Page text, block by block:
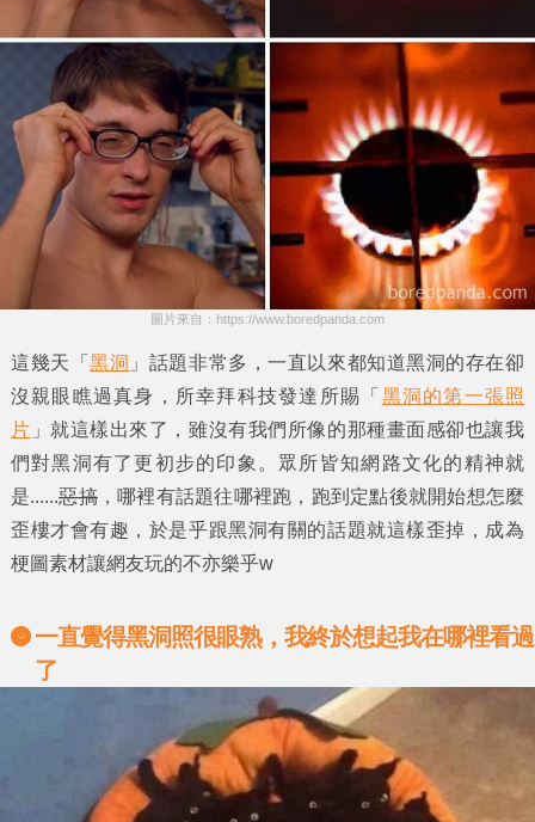
圖片來自：https://www.boredpanda.com
這幾天「黑洞 」話題非常多，一直以來都知道黑洞的存在卻
沒親眼瞧過真身，所幸拜科技發達所賜「 黑洞的第一張照
片 」就這樣出來了，雖沒有我們所像的那種畫面感卻也讓我
們對黑洞有了更初步的印象。眾所皆知網路文化的精神就
是......惡搞，哪裡有話題往哪裡跑，跑到定點後就開始想怎麼
歪樓才會有趣，於是乎跟黑洞有關的話題就這樣歪掉，成為
梗圖素材讓網友玩的不亦樂乎w
一直覺得黑洞照很眼熟，我終於想起我在哪裡看過
了